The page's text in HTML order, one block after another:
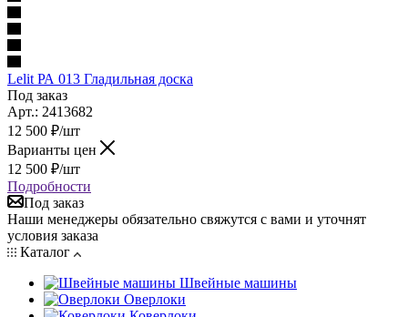
Lelit РА 013 Гладильная доска
Под заказ
Арт.: 2413682
12 500 ₽/шт
Варианты цен
12 500 ₽/шт
Подробности
Под заказ
Наши менеджеры обязательно свяжутся с вами и уточнят
условия заказа
Каталог
Швейные машины
Оверлоки